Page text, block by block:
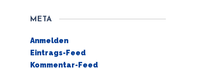
META
Anmelden
Eintrags-Feed
Kommentar-Feed